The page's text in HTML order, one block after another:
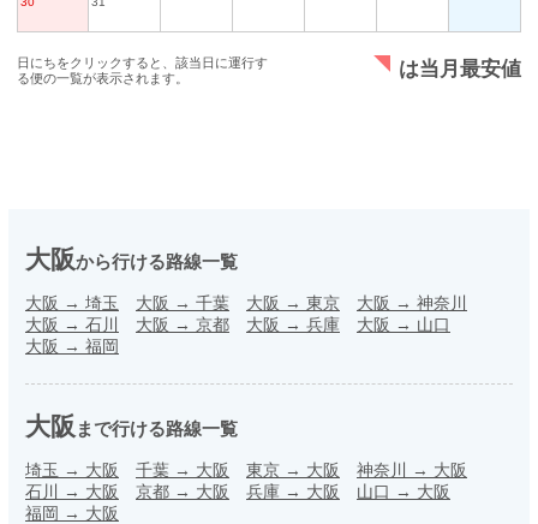
日にちをクリックすると、該当日に運行す
る便の一覧が表示されます。
は当月最安値
大阪から行ける路線一覧
大阪 → 埼玉 大阪 → 千葉 大阪 → 東京 大阪 → 神奈川
大阪 → 石川 大阪 → 京都 大阪 → 兵庫 大阪 → 山口
大阪 → 福岡
大阪 まで行ける路線一覧
埼玉 → 大阪 千葉 → 大阪 東京 → 大阪 神奈川 → 大阪
石川 → 大阪 京都 → 大阪 兵庫 → 大阪 山口 → 大阪
福岡 → 大阪